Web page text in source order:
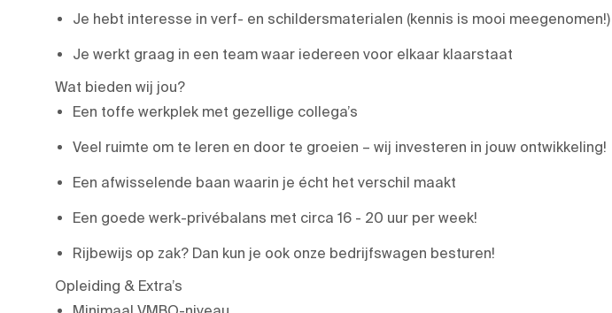
Je hebt interesse in verf- en schildersmaterialen (kennis is mooi meegenomen!)
Je werkt graag in een team waar iedereen voor elkaar klaarstaat
Wat bieden wij jou?
Een toffe werkplek met gezellige collega’s
Veel ruimte om te leren en door te groeien – wij investeren in jouw ontwikkeling!
Een afwisselende baan waarin je écht het verschil maakt
Een goede werk-privébalans met circa 16 - 20 uur per week!
Rijbewijs op zak? Dan kun je ook onze bedrijfswagen besturen!
Opleiding & Extra’s